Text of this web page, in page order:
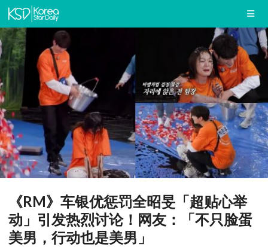
《RM》车银优惩罚全昭旻「超贴心举
动」引发热烈讨论！网友：「不只脸蛋
美男，行动也是美男」